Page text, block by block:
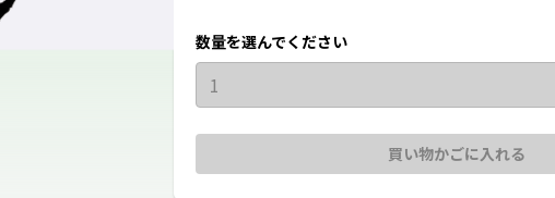
数量を選んでください
1
買い物かごに入れる